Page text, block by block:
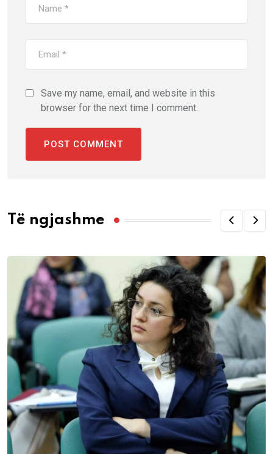
Save my name, email, and website in this
browser for the next time I comment.
Të ngjashme